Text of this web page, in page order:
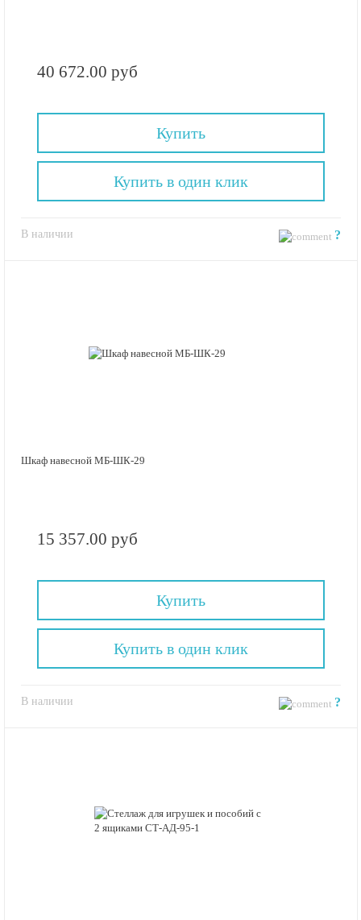
40 672.00 руб
Купить
В наличии ?
Купить в один клик
Шкаф навесной МБ-ШК-29
15 357.00 руб
Купить
В наличии ?
Купить в один клик